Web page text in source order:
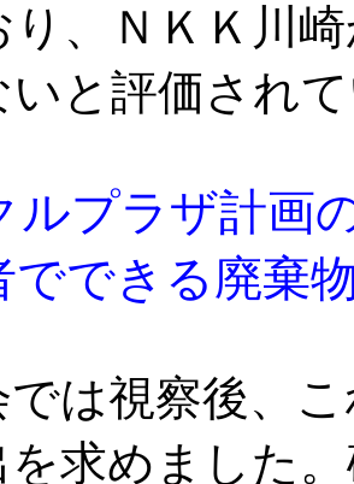
り、ＮＫＫ川
いと評価され
ルプラザ計画
でできる廃棄
は視察後、
を求めました